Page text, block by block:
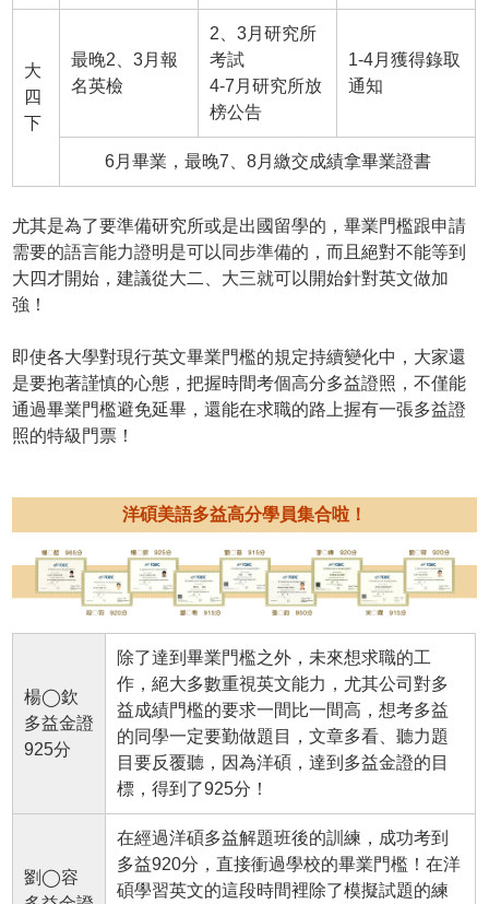
大
四
下
最晚2、3月報
名英檢
2、3月研究所
考試
4-7月研究所放
榜公告
1-4月獲得錄取
通知
6月畢業，最晚7、8月繳交成績拿畢業證書
尤其是為了要準備研究所或是出國留學的，畢業門檻跟申請
需要的語言能力證明是可以同步準備的，而且絕對不能等到
大四才開始，建議從大二、大三就可以開始針對英文做加
強！
即使各大學對現行英文畢業門檻的規定持續變化中，大家還
是要抱著謹慎的心態，把握時間考個高分多益證照，不僅能
通過畢業門檻避免延畢，還能在求職的路上握有一張多益證
照的特級門票！
洋碩美語多益高分學員集合啦！
楊◯欽
多益金證
925分
除了達到畢業門檻之外，未來想求職的工
作，絕大多數重視英文能力，尤其公司對多
益成績門檻的要求一間比一間高，想考多益
的同學一定要勤做題目，文章多看、聽力題
目要反覆聽，因為洋碩，達到多益金證的目
標，得到了925分！
劉◯容
在經過洋碩多益解題班後的訓練，成功考到
多益920分，直接衝過學校的畢業門檻！在洋
碩學習英文的這段時間裡除了模擬試題的練